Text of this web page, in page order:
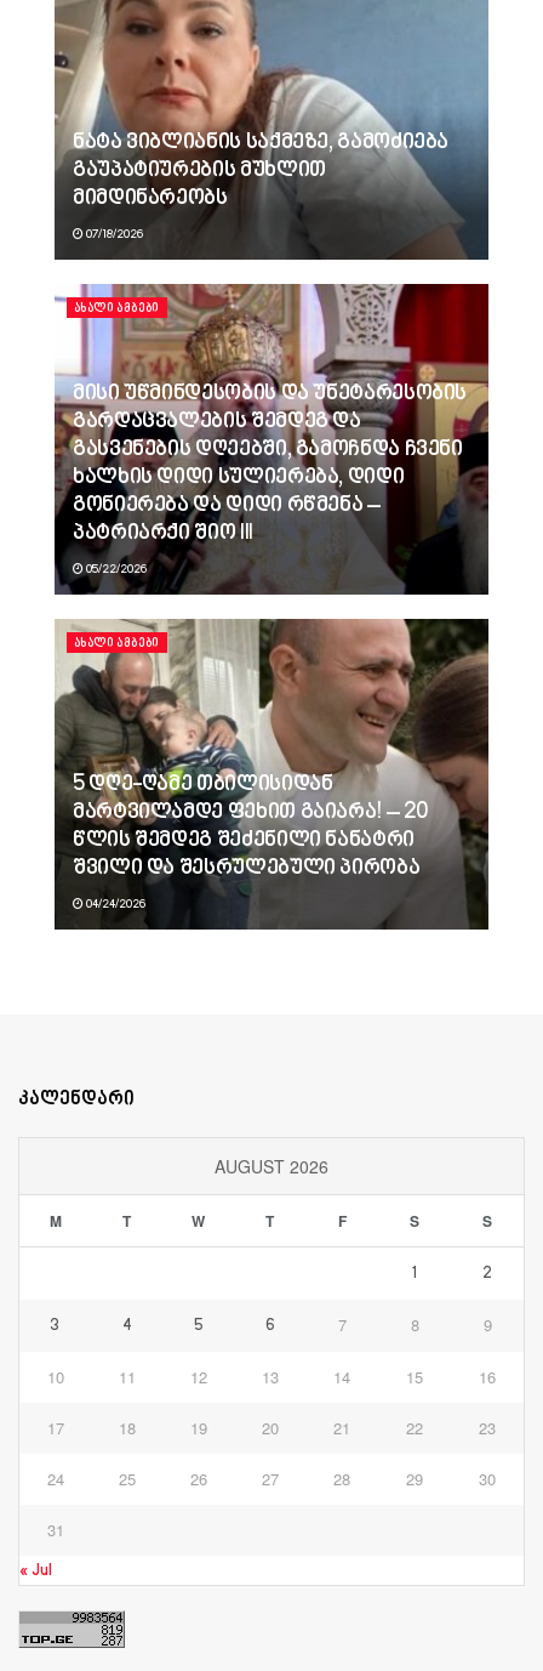
ნატა ვიბლიანის საქმეზე, გამოძიება
გაუპატიურების მუხლით
მიმდინარეობს
07/18/2026
ᲐᲮᲐᲚᲘ ᲐᲛᲑᲔᲑᲘ
მისი უწმინდესობის და უნეტარესობის
გარდაცვალების შემდეგ და
გასვენების დღეებში, გამოჩნდა ჩვენი
ხალხის დიდი სულიერება, დიდი
გონიერება და დიდი რწმენა –
პატრიარქი შიო III
05/22/2026
ᲐᲮᲐᲚᲘ ᲐᲛᲑᲔᲑᲘ
5 დღე-ღამე თბილისიდან
მარტვილამდე ფეხით გაიარა! – 20
წლის შემდეგ შეძენილი ნანატრი
შვილი და შესრულებული პირობა
04/24/2026
კალენდარი
AUGUST 2026
M T W T F S S
1 2
3 4 5 6 7 8 9
10 11 12 13 14 15 16
17 18 19 20 21 22 23
24 25 26 27 28 29 30
31
« Jul